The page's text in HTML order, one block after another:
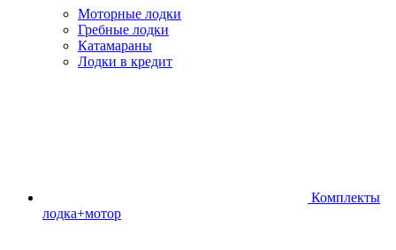
Моторные лодки
Гребные лодки
Катамараны
Лодки в кредит
Комплекты
лодка+мотор